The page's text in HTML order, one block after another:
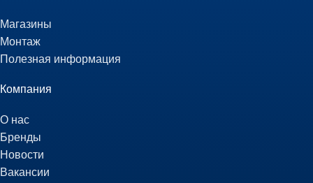
Магазины
Монтаж
Полезная информация
Компания
О нас
Бренды
Новости
Вакансии